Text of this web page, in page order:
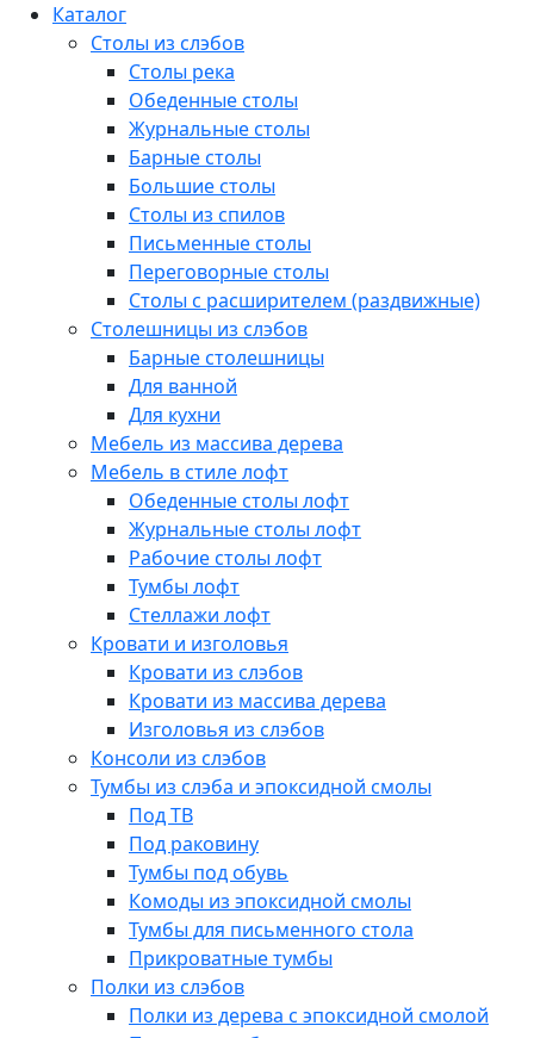
Каталог
Столы из слэбов
Столы река
Обеденные столы
Журнальные столы
Барные столы
Большие столы
Столы из спилов
Письменные столы
Переговорные столы
Столы с расширителем (раздвижные)
Столешницы из слэбов
Барные столешницы
Для ванной
Для кухни
Мебель из массива дерева
Мебель в стиле лофт
Обеденные столы лофт
Журнальные столы лофт
Рабочие столы лофт
Тумбы лофт
Стеллажи лофт
Кровати и изголовья
Кровати из слэбов
Кровати из массива дерева
Изголовья из слэбов
Консоли из слэбов
Тумбы из слэба и эпоксидной смолы
Под ТВ
Под раковину
Тумбы под обувь
Комоды из эпоксидной смолы
Тумбы для письменного стола
Прикроватные тумбы
Полки из слэбов
Полки из дерева с эпоксидной смолой